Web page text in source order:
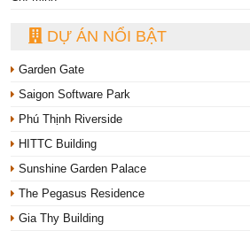
DỰ ÁN NỔI BẬT
Garden Gate
Saigon Software Park
Phú Thịnh Riverside
HITTC Building
Sunshine Garden Palace
The Pegasus Residence
Gia Thy Building